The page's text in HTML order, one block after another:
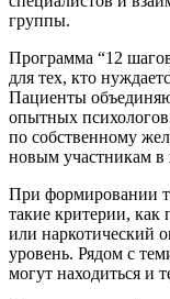
группы.
Программа “12
для тех, кто
Пациенты
опытных
по собственному
новым участникам в
При формировании
такие критерии, как
или наркотический
уровень. Рядом с
могут находиться и